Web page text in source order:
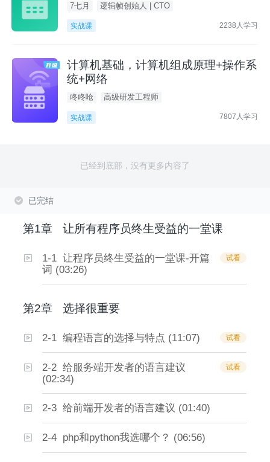
7七月 逻辑帧创始人 | CTO
实战课 2238人学习
计算机基础，计算机组成原理+操作系
统+网络
咚咚呛 高级研发工程师
实战课 7807人学习
已经到底部，没有更多内容了
已完结
第1章 让所有程序员终生受益的一堂课
1-1 让程序员终生受益的一堂课-开篇
词 (03:26)
试看
第2章 选择很重要
2-1 编程语言的选择与特点 (11:07) 试看
2-2 给服务端开发者的语言建议
(02:34)
试看
2-3 给前端开发者的语言建议 (01:40)
2-4 php和python我选哪个？ (06:56)